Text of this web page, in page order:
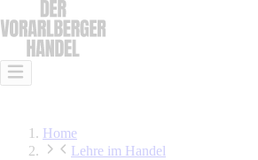
Das ist Handel
Offene Stellen
Home
Lehre im Handel